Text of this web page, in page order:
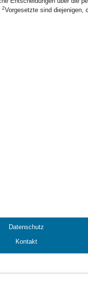
2Vorgesetzte sind diejenigen,
Datenschutz
Kontakt